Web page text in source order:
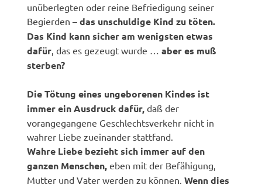
unüberlegten oder reine Befriedigung seiner
Begierden – das unschuldige Kind zu töten.
Das Kind kann sicher am wenigsten etwas
dafür, das es gezeugt wurde …aber es muß
sterben?
Die Tötung eines ungeborenen Kindes ist
immer ein Ausdruck dafür, daß der
vorangegangene Geschlechtsverkehr nicht in
wahrer Liebe zueinander stattfand.
Wahre Liebe bezieht sich immer auf den
ganzen Menschen, eben mit der Befähigung,
Mutter und Vater werden zu können.Wenn dies